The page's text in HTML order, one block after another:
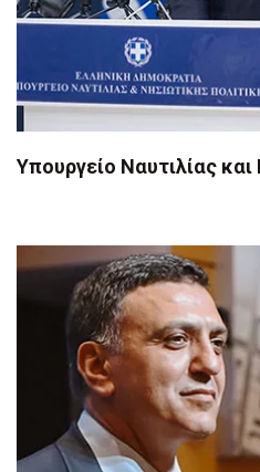
Υπουργείο Ναυτιλίας